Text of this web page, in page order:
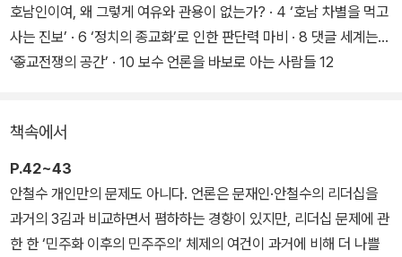
단 자신이 추종하는 인물 중심으로 모든 걸 환원하는 행태가 정치를
피폐하게 만들고, 소통과 화합을 불가능하게 만드는 주범이라고 지적
한다. 정쟁을 종교 전쟁으로 몰고 가고, 정치를 종교화하는 사람들의
호남인이여, 왜 그렇게 여유와 관용이 없는가? · 4 ‘호남 차별을 먹고
사는 진보’ · 6 ‘정치의 종교화’로 인한 판단력 마비 · 8 댓글 세계는
‘종교전쟁의 공간’ · 10 보수 언론을 바보로 아는 사람들 12
는‘싸가지 없는 진보’
책속에서
P.42~43
안철수 개인만의 문제도 아니다. 언론은 문재인·안철수의 리더십을
과거의 3김과 비교하면서 폄하하는 경향이 있지만, 리더십 문제에 관
한 한 ‘민주화 이후의 민주주의’ 체제의 여건이 과거에 비해 더 나쁠